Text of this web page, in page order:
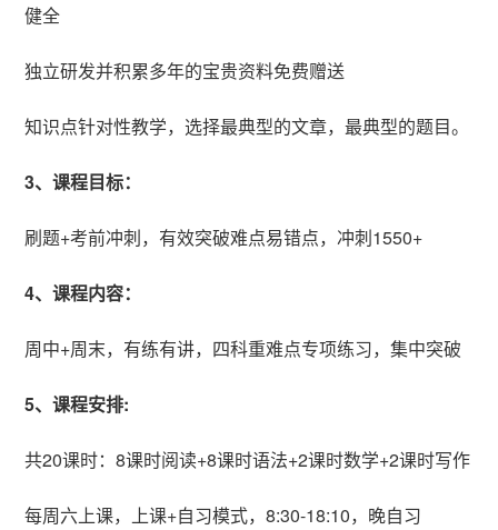
健全
独立研发并积累多年的宝贵资料免费赠送
知识点针对性教学，选择最典型的文章，最典型的题目。
3、课程目标：
刷题+考前冲刺，有效突破难点易错点，冲刺1550+
4、课程内容：
周中+周末，有练有讲，四科重难点专项练习，集中突破
5、课程安排:
共20课时：8课时阅读+8课时语法+2课时数学+2课时写作
每周六上课，上课+自习模式，8:30-18:10，晚自习